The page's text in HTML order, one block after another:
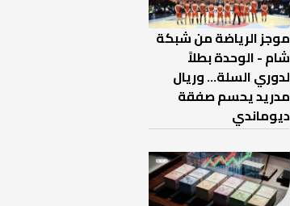
موجز الرياضة من شبكة
شام - الوحدة بطلاً
لدوري السلة... وريال
مدريد يحسم صفقة
ديوماندي